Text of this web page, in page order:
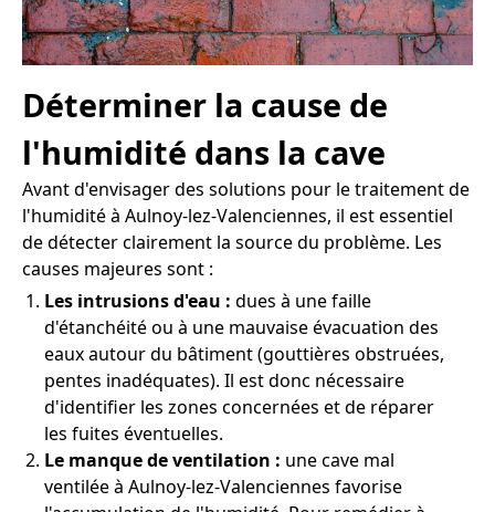
Déterminer la cause de
l'humidité dans la cave
Avant d'envisager des solutions pour le traitement de
l'humidité à Aulnoy-lez-Valenciennes, il est essentiel
de détecter clairement la source du problème. Les
causes majeures sont :
Les intrusions d'eau : dues à une faille
d'étanchéité ou à une mauvaise évacuation des
eaux autour du bâtiment (gouttières obstruées,
pentes inadéquates). Il est donc nécessaire
d'identifier les zones concernées et de réparer
les fuites éventuelles.
Le manque de ventilation : une cave mal
ventilée à Aulnoy-lez-Valenciennes favorise